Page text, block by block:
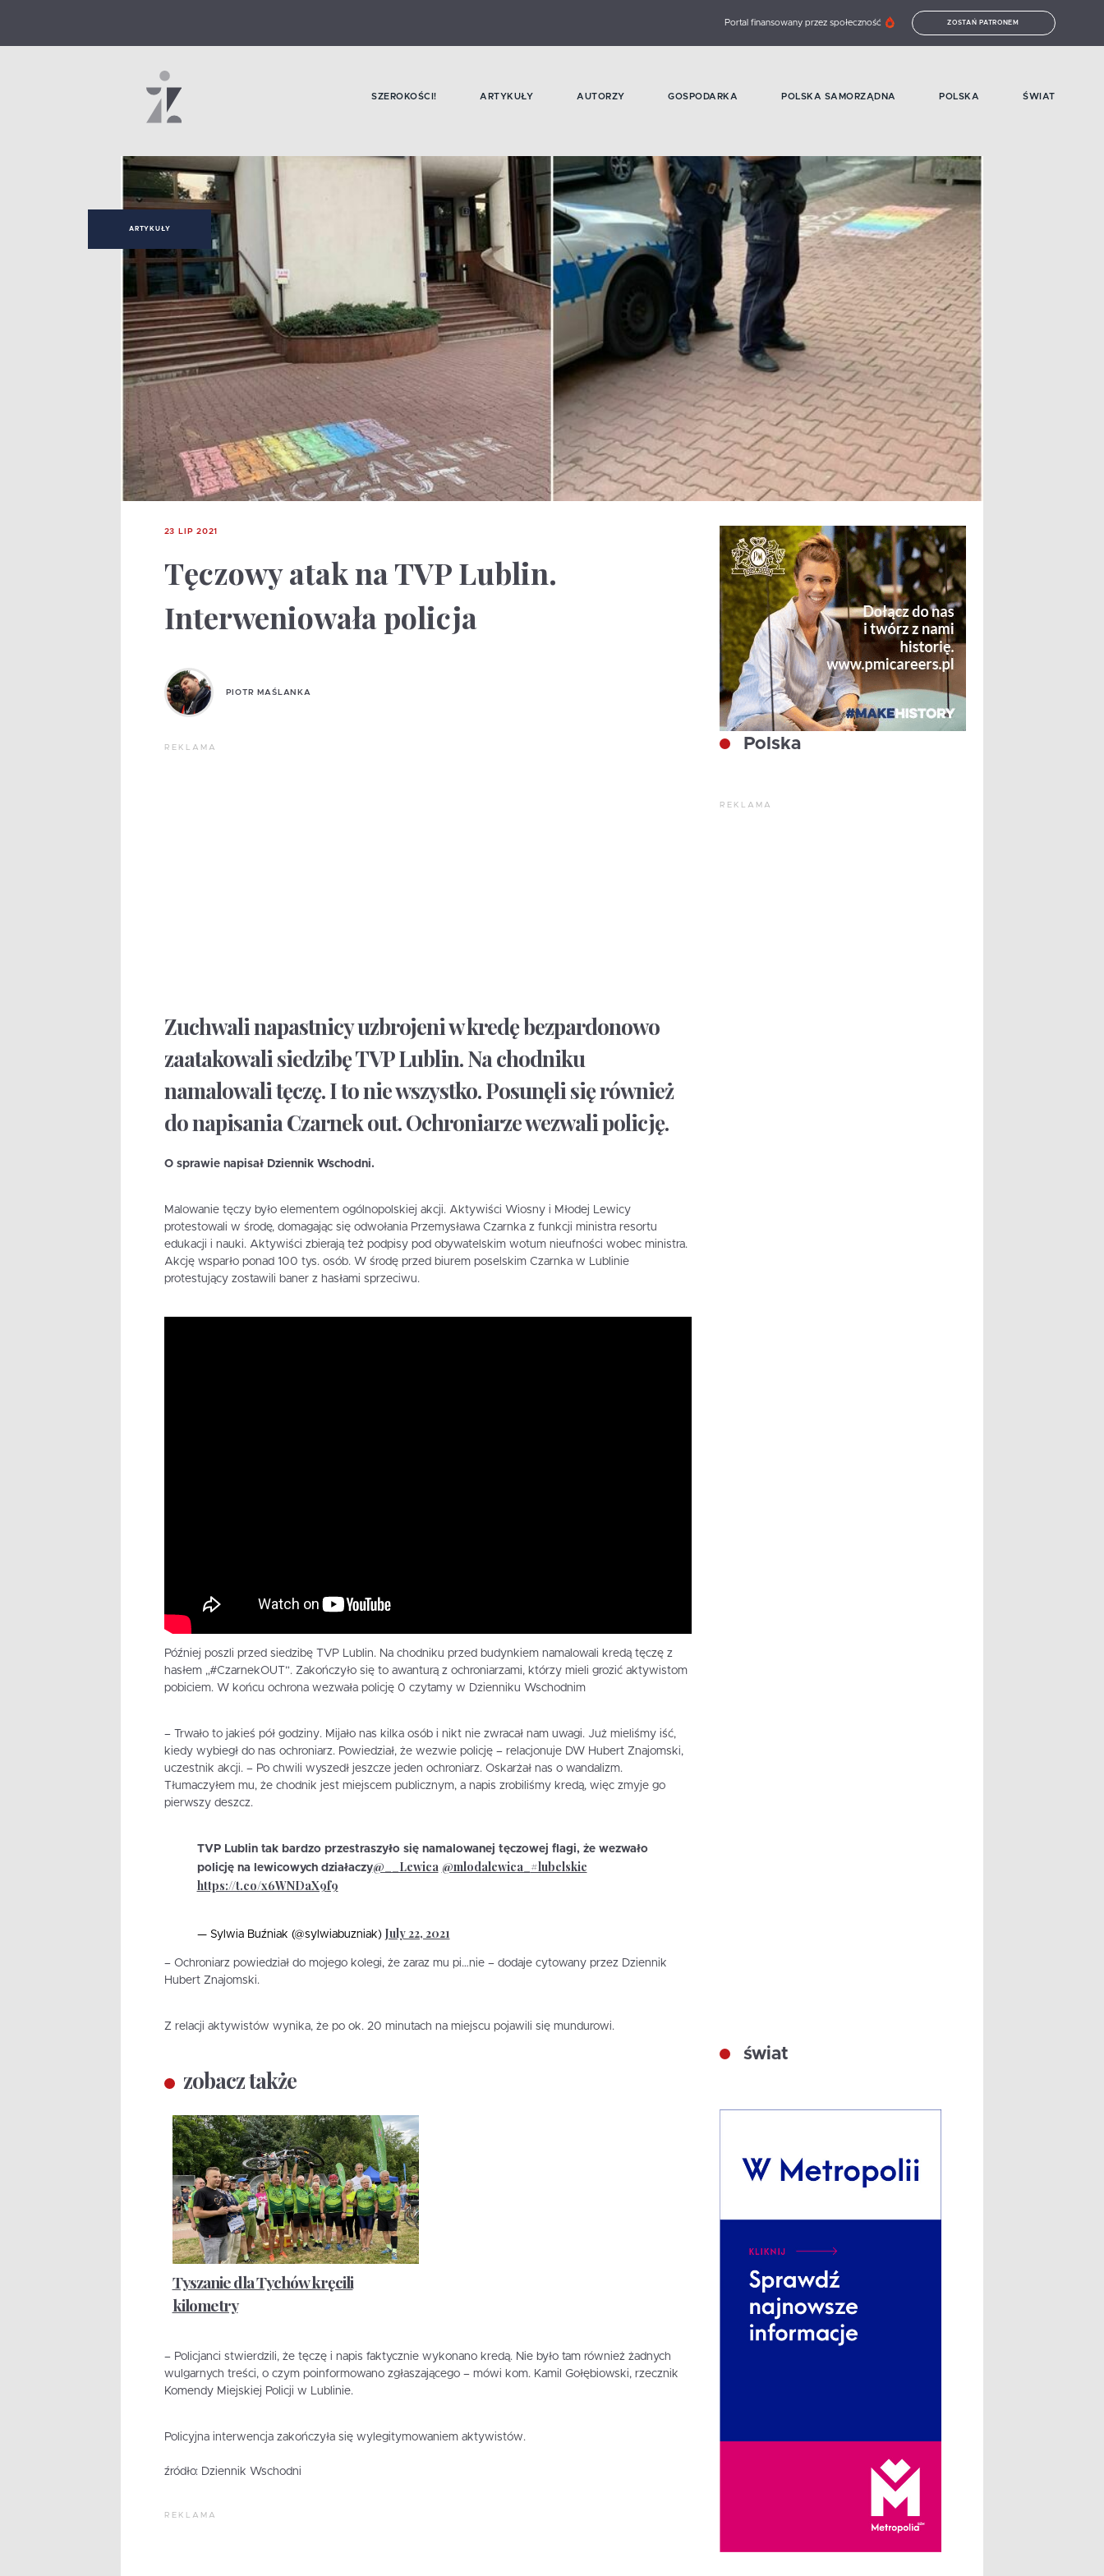
Portal finansowany przez społeczność ZOSTAŃ PATRONEM
SZEROKOŚCI! ARTYKUŁY AUTORZY GOSPODARKA POLSKA SAMORZĄDNA POLSKA ŚWIAT
ARTYKUŁY
23 LIP 2021
Tęczowy atak na TVP Lublin.
Interweniowała policja
PIOTR MAŚLANKA
REKLAMA
Zuchwali napastnicy uzbrojeni w kredę bezpardonowo
zaatakowali siedzibę TVP Lublin. Na chodniku
namalowali tęczę. I to nie wszystko. Posunęli się również
do napisania Czarnek out. Ochroniarze wezwali policję.
O sprawie napisał Dziennik Wschodni.
Malowanie tęczy było elementem ogólnopolskiej akcji. Aktywiści Wiosny i Młodej Lewicy
protestowali w środę, domagając się odwołania Przemysława Czarnka z funkcji ministra resortu
edukacji i nauki. Aktywiści zbierają też podpisy pod obywatelskim wotum nieufności wobec ministra.
Akcję wsparło ponad 100 tys. osób. W środę przed biurem poselskim Czarnka w Lublinie
protestujący zostawili baner z hasłami sprzeciwu.
Później poszli przed siedzibę TVP Lublin. Na chodniku przed budynkiem namalowali kredą tęczę z
hasłem „#CzarnekOUT”. Zakończyło się to awanturą z ochroniarzami, którzy mieli grozić aktywistom
pobiciem. W końcu ochrona wezwała policję 0 czytamy w Dzienniku Wschodnim
– Trwało to jakieś pół godziny. Mijało nas kilka osób i nikt nie zwracał nam uwagi. Już mieliśmy iść,
kiedy wybiegł do nas ochroniarz. Powiedział, że wezwie policję – relacjonuje DW Hubert Znajomski,
uczestnik akcji. – Po chwili wyszedł jeszcze jeden ochroniarz. Oskarżał nas o wandalizm.
Tłumaczyłem mu, że chodnik jest miejscem publicznym, a napis zrobiliśmy kredą, więc zmyje go
pierwszy deszcz.
TVP Lublin tak bardzo przestraszyło się namalowanej tęczowej flagi, że wezwało
policję na lewicowych działaczy@__Lewica @mlodalewica_ #lubelskie
https://t.co/x6WNDaX9f9
— Sylwia Buźniak (@sylwiabuzniak) July 22, 2021
– Ochroniarz powiedział do mojego kolegi, że zaraz mu pi…nie – dodaje cytowany przez Dziennik
Hubert Znajomski.
Z relacji aktywistów wynika, że po ok. 20 minutach na miejscu pojawili się mundurowi.
zobacz także
Tyszanie dla Tychów kręcili
kilometry
– Policjanci stwierdzili, że tęczę i napis faktycznie wykonano kredą. Nie było tam również żadnych
wulgarnych treści, o czym poinformowano zgłaszającego – mówi kom. Kamil Gołębiowski, rzecznik
Komendy Miejskiej Policji w Lublinie.
Policyjna interwencja zakończyła się wylegitymowaniem aktywistów.
źródło: Dziennik Wschodni
REKLAMA
Polska
REKLAMA
świat